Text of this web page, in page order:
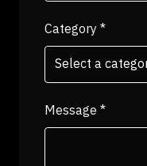
Category*
Message*